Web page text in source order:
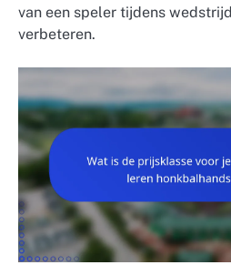
van een speler tijdens
verbeteren.